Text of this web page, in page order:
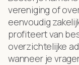
vereniging of
eenvoudig
profiteert van
overzichtelijke
wanneer je